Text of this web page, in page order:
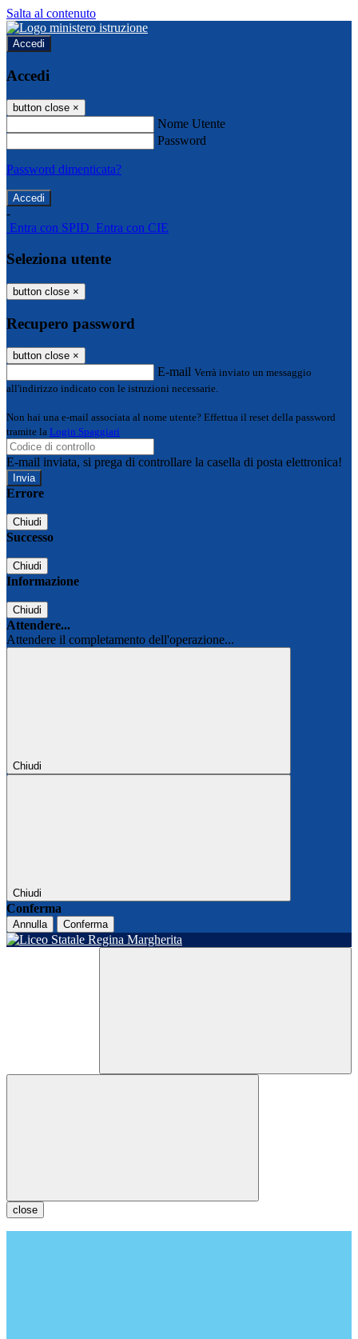
Salta al contenuto
Accedi
Accedi
button close ×
Nome Utente
Password
Password dimenticata?
-
Entra con SPID Entra con CIE
Seleziona utente
button close ×
Recupero password
button close ×
E-mail Verrà inviato un messaggio
all'indirizzo indicato con le istruzioni necessarie.
Non hai una e-mail associata al nome utente? Effettua il reset della password
tramite la Login Spaggiari
E-mail inviata, si prega di controllare la casella di posta elettronica!
Errore
Chiudi
Successo
Chiudi
Informazione
Chiudi
Attendere...
Attendere il completamento dell'operazione...
Chiudi
Chiudi
Conferma
Annulla Conferma
close